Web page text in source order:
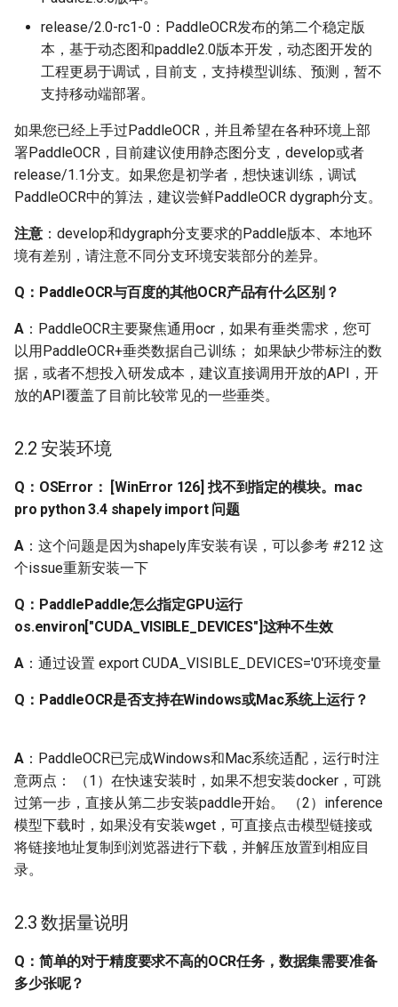
何添加一个数据增强方
法？
Q: 怎么加速训练过程呢？
别效果差，但是数据量很
少，不够用来finetune怎么
办？
Q: PaddleOCR可以识别灰
度图吗？
Q: 如何合成手写中文数据
Q：PaddleOCR默认不是
200个step保存一次模型
吗？为啥文件夹下面都没
Q: PaddleOCR在训练的时
候一直使用cosine_decay
的学习率下降策略，这是
Q: Cosine学习率的更新策
略是怎样的？训练过程中
为什么会在一个值上停很
久？
方法为什么不见了？
率要加上warmup，目的是
什么？
Q: 关于dygraph分支中，文
本识别模型训练，要使用
Q: 训练过程中，训练程序
意外退出/挂起，应该如何
解决？
release/2.0-rc1-0：PaddleOCR发布的第二个稳定版
本，基于动态图和paddle2.0版本开发，动态图开发的
工程更易于调试，目前支，支持模型训练、预测，暂不
支持移动端部署。
如果您已经上手过PaddleOCR，并且希望在各种环境上部
署PaddleOCR，目前建议使用静态图分支，develop或者
release/1.1分支。如果您是初学者，想快速训练，调试
PaddleOCR中的算法，建议尝鲜PaddleOCR dygraph分支。
注意 ：develop和dygraph分支要求的Paddle版本、本地环
境有差别，请注意不同分支环境安装部分的差异。
Q：PaddleOCR与百度的其他OCR产品有什么区别？
A ：PaddleOCR主要聚焦通用ocr，如果有垂类需求，您可
以用PaddleOCR+垂类数据自己训练； 如果缺少带标注的数
据，或者不想投入研发成本，建议直接调用开放的API，开
放的API覆盖了目前比较常见的一些垂类。
2.2 安装环境
Q：OSError： [WinError 126] 找不到指定的模块。mac
pro python 3.4 shapely import 问题
A ：这个问题是因为shapely库安装有误，可以参考 #212 这
个issue重新安装一下
Q：PaddlePaddle怎么指定GPU运行
os.environ["CUDA_VISIBLE_DEVICES"]这种不生效
A ：通过设置 export CUDA_VISIBLE_DEVICES='0'环境变量
Q：PaddleOCR是否支持在Windows或Mac系统上运行？
A ：PaddleOCR已完成Windows和Mac系统适配，运行时注
意两点： （1）在快速安装时，如果不想安装docker，可跳
过第一步，直接从第二步安装paddle开始。 （2）inference
模型下载时，如果没有安装wget，可直接点击模型链接或
将链接地址复制到浏览器进行下载，并解压放置到相应目
录。
2.3 数据量说明
Q：简单的对于精度要求不高的OCR任务，数据集需要准备
多少张呢？